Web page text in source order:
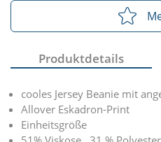
Produktdetails
cooles Jersey Beanie mit
Allover Eskadron-Print
Einheitsgröße